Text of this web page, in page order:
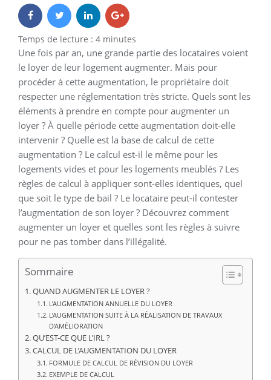
Temps de lecture : 4 minutes
Une fois par an, une grande partie des locataires voient
le loyer de leur logement augmenter. Mais pour
procéder à cette augmentation, le propriétaire doit
respecter une réglementation très stricte. Quels sont les
éléments à prendre en compte pour augmenter un
loyer ? À quelle période cette augmentation doit-elle
intervenir ? Quelle est la base de calcul de cette
augmentation ? Le calcul est-il le même pour les
logements vides et pour les logements meublés ? Les
règles de calcul à appliquer sont-elles identiques, quel
que soit le type de bail ? Le locataire peut-il contester
l’augmentation de son loyer ? Découvrez comment
augmenter un loyer et quelles sont les règles à suivre
pour ne pas tomber dans l’illégalité.
Sommaire
QUAND AUGMENTER LE LOYER ?
L’AUGMENTATION ANNUELLE DU LOYER
L’AUGMENTATION SUITE À LA RÉALISATION DE TRAVAUX
D’AMÉLIORATION
QU’EST-CE QUE L’IRL ?
CALCUL DE L’AUGMENTATION DU LOYER
FORMULE DE CALCUL DE RÉVISION DU LOYER
EXEMPLE DE CALCUL